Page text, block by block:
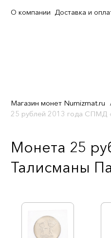
О компании Доставка и
Магазин монет Numizmat.ru
25 рублей 2013 года СПМД
Монета 25
Талисманы